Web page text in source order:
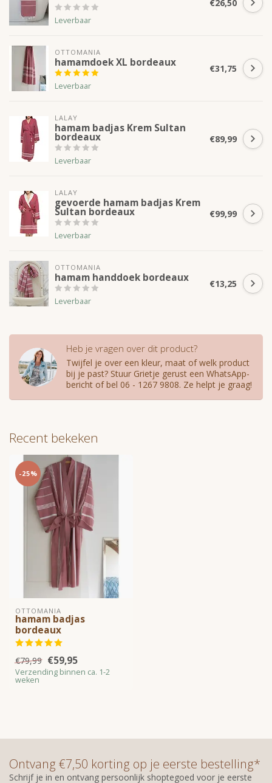
Leverbaar
€26,50
OTTOMANIA
hamamdoek XL bordeaux
Leverbaar
€31,75
LALAY
hamam badjas Krem Sultan
bordeaux
Leverbaar
€89,99
LALAY
gevoerde hamam badjas Krem
Sultan bordeaux
Leverbaar
€99,99
OTTOMANIA
hamam handdoek bordeaux
Leverbaar
€13,25
Heb je vragen over dit product?
Twijfel je over een kleur, maat of welk product
bij je past? Stuur Grietje gerust een WhatsApp-
bericht of bel 06 - 1267 9808. Ze helpt je graag!
Recent bekeken
-25%
OTTOMANIA
hamam badjas
bordeaux
€79,99 €59,95
Verzending binnen ca. 1-2
weken
Ontvang €7,50 korting op je eerste bestelling*
Schrijf je in en ontvang persoonlijk shoptegoed voor je eerste